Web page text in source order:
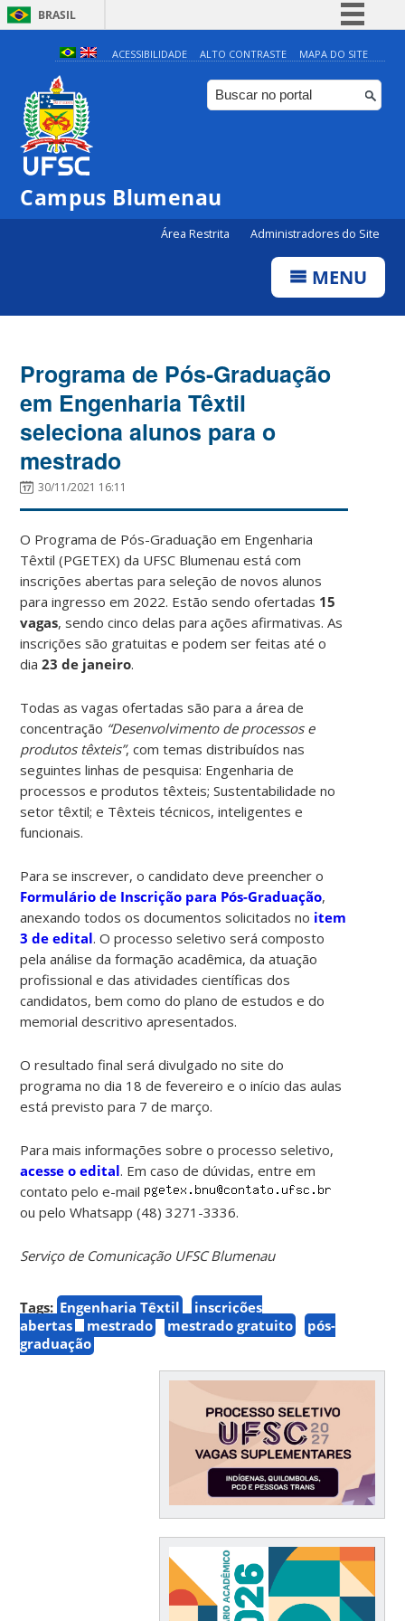
BRASIL
Simplifique!
Comunica BR
Participe
ACESSIBILIDADE ALTO CONTRASTE MAPA DO SITE
Campus Blumenau
Área Restrita Administradores do Site
MENU
Programa de Pós-Graduação
em Engenharia Têxtil
seleciona alunos para o
mestrado
30/11/2021 16:11
O Programa de Pós-Graduação em Engenharia
Têxtil (PGETEX) da UFSC Blumenau está com
inscrições abertas para seleção de novos alunos
para ingresso em 2022. Estão sendo ofertadas 15
vagas, sendo cinco delas para ações afirmativas. As
inscrições são gratuitas e podem ser feitas até o
dia23 de janeiro.
Todas as vagas ofertadas são para a área de
concentração “Desenvolvimento de processos e
produtos têxteis”, com temas distribuídos nas
seguintes linhas de pesquisa: Engenharia de
processos e produtos têxteis; Sustentabilidade no
setor têxtil; e Têxteis técnicos, inteligentes e
funcionais.
Para se inscrever, o candidato deve preencher o
Formulário de Inscrição para Pós-Graduação,
anexando todos os documentos solicitados no item
3 de edital. O processo seletivo será composto
pela análise da formação acadêmica, da atuação
profissional e das atividades científicas dos
candidatos, bem como do plano de estudos e do
memorial descritivo apresentados.
O resultado final será divulgado no site do
programa no dia 18 de fevereiro e o início das aulas
está previsto para 7 de março.
Para mais informações sobre o processo seletivo,
acesse o edital. Em caso de dúvidas, entre em
contato pelo e-mail
ou pelo Whatsapp (48) 3271-3336.
Serviço de Comunicação UFSC Blumenau
Tags: Engenharia Têxtil
inscrições
abertas
mestrado mestrado gratuito
pós-
graduação